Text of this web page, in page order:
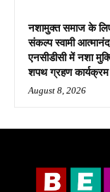
नशामुक्त समाज के लिए
संकल्प स्वामी
एनसीडीसी में नशा
शपथ ग्रहण
August 8, 2026